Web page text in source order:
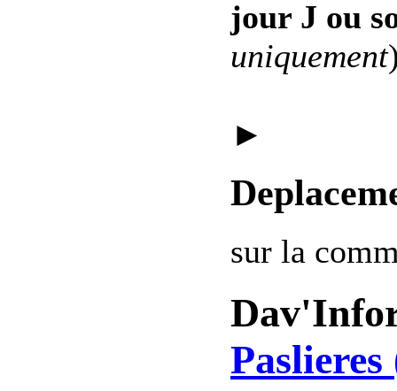
jour J ou
uniquement
►
sur la
Paslieres